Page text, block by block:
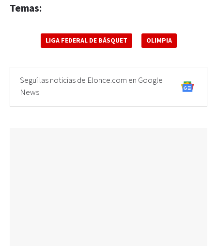
Temas:
LIGA FEDERAL DE BÁSQUET OLIMPIA
Seguí las noticias de Elonce.com en Google
News